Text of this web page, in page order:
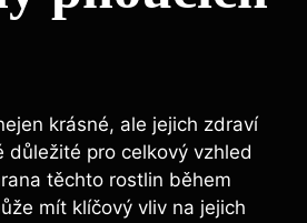
krásné, ale jejich zdraví
důležité pro celkový vzhled
těchto rostlin během
mít klíčový vliv na jejich